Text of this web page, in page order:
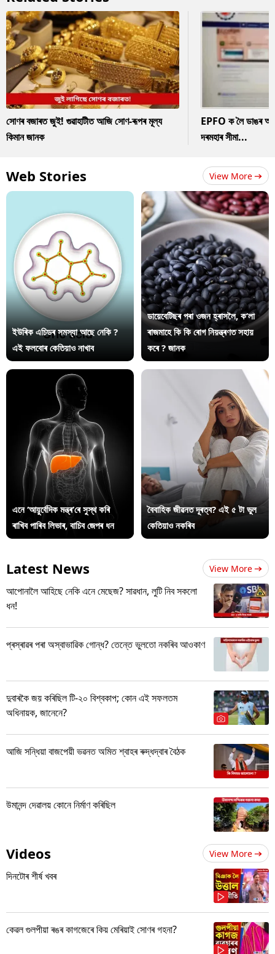
সোণৰ বজাৰত জুই! গুৱাহাটীত আজি সোণ-ৰূপৰ মূল্য
কিমান জানক
EPFO ক লৈ ডাঙৰ
দৰমহাৰ সীমা...
Web Stories View More
ইউৰিক এচিডৰ সমস্যা আছে নেকি ?
এই ফলবোৰ কেতিয়াও নাখাব
ডায়েবেটিছৰ পৰা ওজন হ্ৰাসলৈ, ক’লা
ৰাজমাহে কি কি ৰোগ নিয়ন্ত্ৰণত সহায়
কৰে ? জানক
এনে ‘আয়ুৰ্বেদিক মন্ত্ৰ’ৰে সুস্থ কৰি
ৰাখিব পাৰিব লিভাৰ, বাচিব জেপৰ ধন
বৈবাহিক জীৱনত দূৰত্ব? এই ৫ টা ভুল
কেতিয়াও নকৰিব
Latest News View More
আপোনালৈ আহিছে নেকি এনে মেছেজ? সাৱধান, লুটি নিব সকলো
ধন!
প্ৰস্ৰাৱৰ পৰা অস্বাভাৱিক গোন্ধ? তেন্তে ভুলতো নকৰিব আওকাণ
দুবাৰকৈ জয় কৰিছিল টি-২০ বিশ্বকাপ; কোন এই সফলতম
অধিনায়ক, জানেনে?
আজি সন্ধিয়া বাজপেয়ী ভৱনত অমিত শ্বাহৰ ৰুদ্ধদ্বাৰ বৈঠক
উমানন্দ দেৱালয় কোনে নিৰ্মাণ কৰিছিল
Videos View More
দিনটোৰ শীৰ্ষ খবৰ
কেৱল গুলপীয়া ৰঙৰ কাগজেৰে কিয় মেৰিয়াই সোণৰ গহনা?